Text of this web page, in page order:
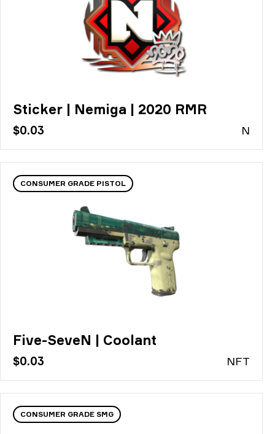
Sticker | Nemiga | 2020 RMR
$0.03 N
CONSUMER GRADE PISTOL
Five-SeveN | Coolant
$0.03 NFT
CONSUMER GRADE SMG